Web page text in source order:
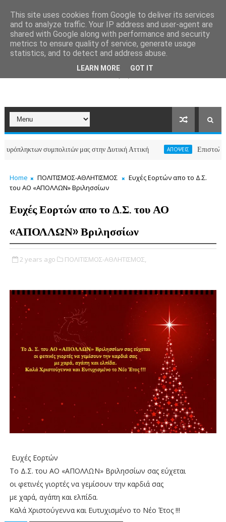
συμπολιτών μας στην Δυτική Αττική ΑΠΟΨΕΙΣ Επιστολή
Home ΠΟΛΙΤΙΣΜΟΣ-ΑΘΛΗΤΙΣΜΟΣ
Ευχές Εορτών απο το Δ.Σ.
του ΑΟ «ΑΠΟΛΛΩΝ» Βριλησσίων
Ευχές Εορτών απο το Δ.Σ. του ΑΟ
«ΑΠΟΛΛΩΝ» Βριλησσίων
2 years ago ΠΟΛΙΤΙΣΜΟΣ-ΑΘΛΗΤΙΣΜΟΣ,
Ευχές Εορτών
Το Δ.Σ. του ΑΟ «ΑΠΟΛΛΩΝ» Βριλησσίων σας εύχεται
οι φετινές γιορτές να γεμίσουν την καρδιά σας
με χαρά, αγάπη και ελπίδα.
Καλά Χριστούγεννα και Ευτυχισμένο το Νέο Έτος !!!
This site uses cookies from Google to deliver its services
and to analyze traffic. Your IP address and user-agent are
shared with Google along with performance and security
metrics to ensure quality of service, generate usage
statistics, and to detect and address abuse.
LEARN MORE GOT IT